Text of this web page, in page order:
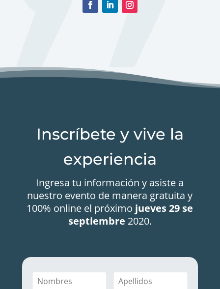
Inscríbete y vive la
experiencia
Ingresa tu información y asiste a
nuestro evento de manera gratuita y
100% online el próximo jueves 29 se
septiembre 2020.